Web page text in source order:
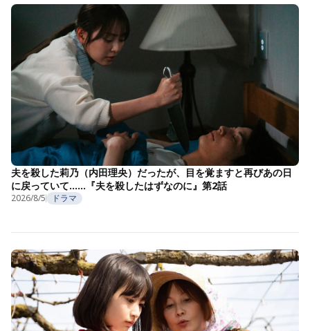
夫を殺した莉乃（内田理央）だったが、目を覚ますと再びあの日
に戻っていて……『夫を殺したはずなのに』第2話
2026/8/5 ドラマ